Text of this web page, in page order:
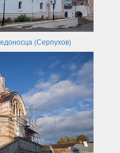
(Серпухов)